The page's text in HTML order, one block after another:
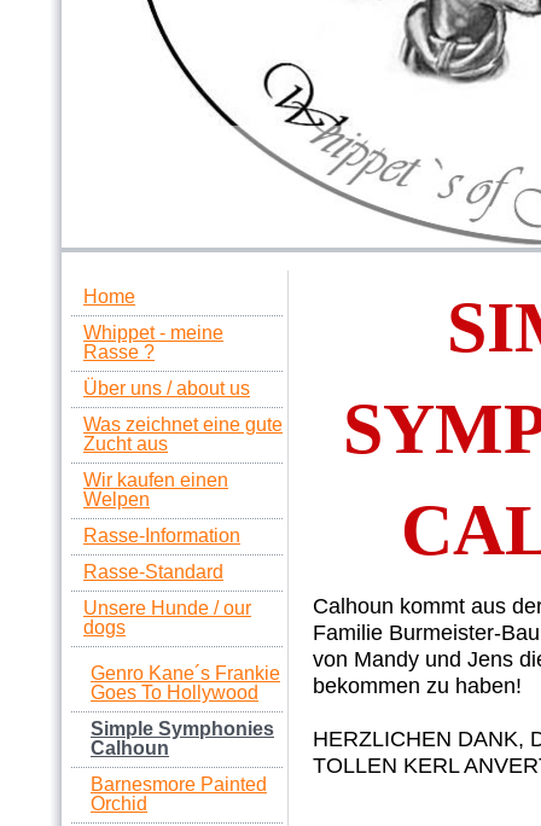
Home
Whippet - meine
Rasse ?
Über uns / about us
Was zeichnet eine gute
Zucht aus
Wir kaufen einen
Welpen
Rasse-Information
Rasse-Standard
Unsere Hunde / our
dogs
Genro Kane´s Frankie
Goes To Hollywood
Simple Symphonies
Calhoun
Barnesmore Painted
Orchid
Calhoun kommt aus
Familie Burmeister-
von Mandy und Jens
bekommen zu haben!
HERZLICHEN DANK,
TOLLEN KERL